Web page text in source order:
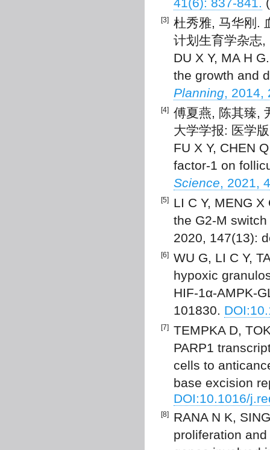
[3]
杜秀雅, 马华刚.
计划生育学杂志
DU X Y, MA H
the growth and
Planning, 2014,
[4]
傅夏燕, 陈其臻,
大学学报: 医学
FU X Y, CHEN
factor-1 on
Science, 2021,
[5]
LI C Y, MENG
the G2-M
2020, 147(13):
[6]
WU G, LI C Y,
hypoxic
HIF-1α-AMPK-
101830.
[7]
TEMPKA D,
PARP1
cells to
base excision
DOI:10.1016/
[8]
RANA N K,
proliferation